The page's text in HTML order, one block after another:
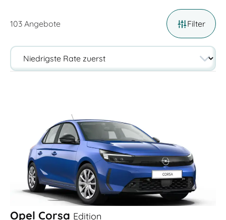
103 Angebote Filter
Opel Corsa Edition